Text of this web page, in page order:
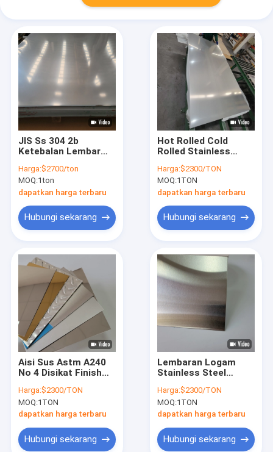
JIS Ss 304 2b
Ketebalan Lembar
5mm
Harga:$2700/ton
MOQ:1ton
dapatkan harga terbaru
Hubungi sekarang
Hot Rolled Cold
Rolled Stainless
10mm
Harga:$2300/TON
MOQ:1TON
dapatkan harga terbaru
Hubungi sekarang
Aisi Sus Astm A240
No 4 Disikat Finish
Sheet 0,05 Mm 0,1
Mm 0,3 Mm
Harga:$2300/TON
MOQ:1TON
dapatkan harga terbaru
Hubungi sekarang
Lembaran Logam
Stainless Steel
48 X 96 Panel Baja
Disikat 403f 404 409
430f
Harga:$2300/TON
MOQ:1TON
dapatkan harga terbaru
Hubungi sekarang